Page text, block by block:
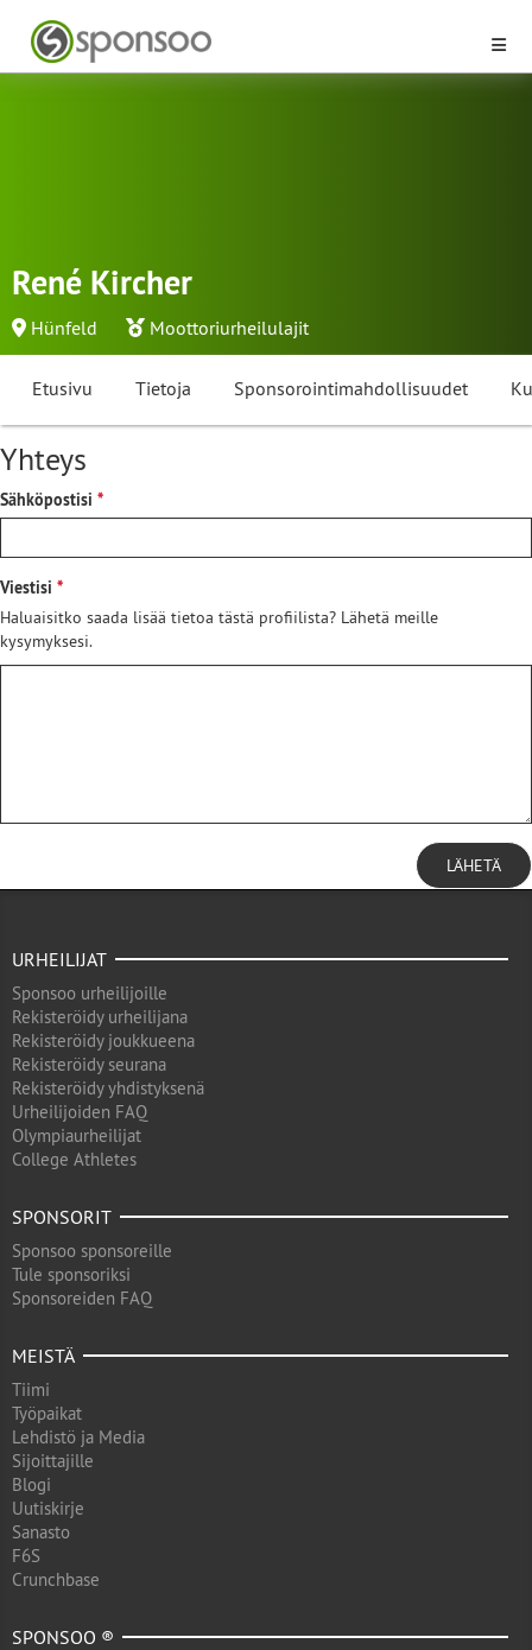
René Kircher
Hünfeld Moottoriurheilulajit
Etusivu Tietoja Sponsorointimahdollisuudet
Yhteys
Sähköpostisi
Viestisi
Haluaisitko saada lisää tietoa tästä profiilista? Lähetä meille
kysymyksesi.
LÄHETÄ
URHEILIJAT
Sponsoo urheilijoille
Rekisteröidy urheilijana
Rekisteröidy joukkueena
Rekisteröidy seurana
Rekisteröidy yhdistyksenä
Urheilijoiden FAQ
Olympiaurheilijat
College Athletes
SPONSORIT
Sponsoo sponsoreille
Tule sponsoriksi
Sponsoreiden FAQ
MEISTÄ
Tiimi
Työpaikat
Lehdistö ja Media
Sijoittajille
Blogi
Uutiskirje
Sanasto
F6S
Crunchbase
SPONSOO ®